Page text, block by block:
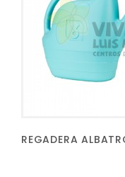
REGADERA